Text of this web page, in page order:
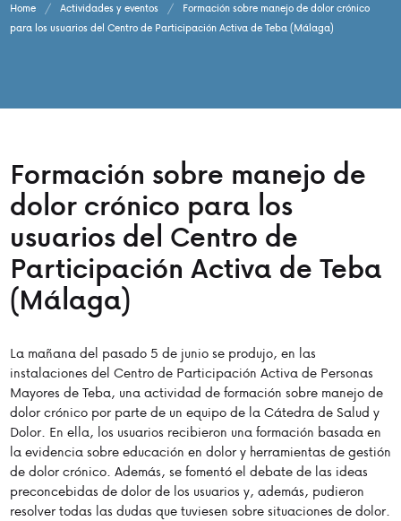
Home / Actividades y eventos /
Formación sobre manejo de dolor crónico
para los usuarios del Centro de Participación Activa de Teba (Málaga)
Formación sobre manejo de
dolor crónico para los
usuarios del Centro de
Participación Activa de Teba
(Málaga)
La mañana del pasado 5 de junio se produjo, en las
instalaciones del Centro de Participación Activa de Personas
Mayores de Teba, una actividad de formación sobre manejo de
dolor crónico por parte de un equipo de la Cátedra de Salud y
Dolor. En ella, los usuarios recibieron una formación basada en
la evidencia sobre educación en dolor y herramientas de gestión
de dolor crónico. Además, se fomentó el debate de las ideas
preconcebidas de dolor de los usuarios y, además, pudieron
resolver todas las dudas que tuviesen sobre situaciones de dolor.